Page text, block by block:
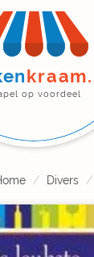
op voordeel
Divers